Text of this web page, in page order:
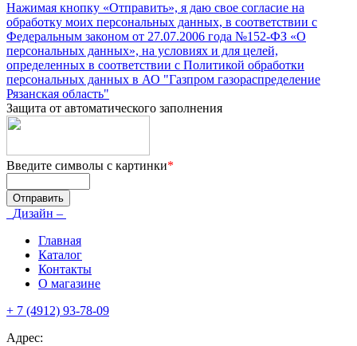
Нажимая кнопку «Отправить», я даю свое согласие на
обработку моих персональных данных, в соответствии с
Федеральным законом от 27.07.2006 года №152-ФЗ «О
персональных данных», на условиях и для целей,
определенных в соответствии с Политикой обработки
персональных данных в АО "Газпром газораспределение
Рязанская область"
Защита от автоматического заполнения
Введите символы с картинки*
Дизайн –
Главная
Каталог
Контакты
О магазине
+ 7 (4912) 93-78-09
Адрес: